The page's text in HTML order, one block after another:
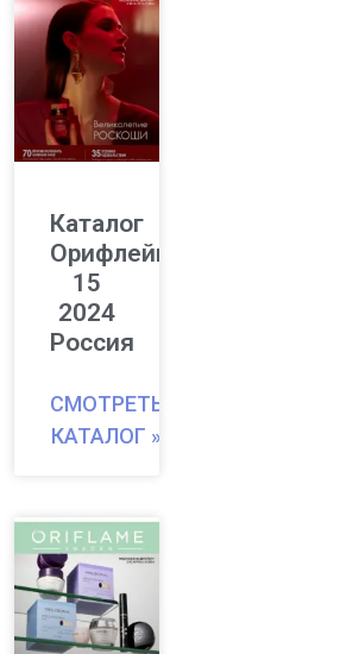
Каталог
Орифлейм
15
2024
Россия
СМОТРЕТЬ
КАТАЛОГ »